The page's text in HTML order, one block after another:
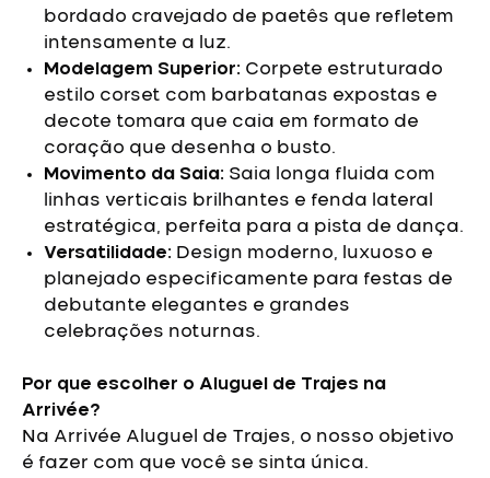
bordado cravejado de paetês que refletem
intensamente a luz.
Modelagem Superior: Corpete estruturado
estilo corset com barbatanas expostas e
decote tomara que caia em formato de
coração que desenha o busto.
Movimento da Saia: Saia longa fluida com
linhas verticais brilhantes e fenda lateral
estratégica, perfeita para a pista de dança.
Versatilidade: Design moderno, luxuoso e
planejado especificamente para festas de
debutante elegantes e grandes
celebrações noturnas.
Por que escolher o Aluguel de Trajes na
Arrivée?
Na Arrivée Aluguel de Trajes, o nosso objetivo
é fazer com que você se sinta única.